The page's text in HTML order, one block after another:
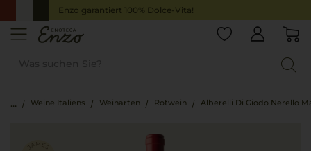
Enzo garantiert 100% Dolce-Vita!
Weine Italiens Weinarten Rotwein Alberelli Di Giodo Nerello